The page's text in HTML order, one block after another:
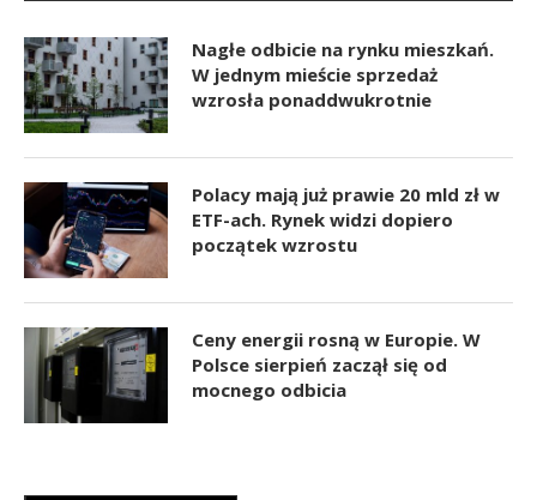
Nagłe odbicie na rynku mieszkań.
W jednym mieście sprzedaż
wzrosła ponaddwukrotnie
Polacy mają już prawie 20 mld zł w
ETF-ach. Rynek widzi dopiero
początek wzrostu
Ceny energii rosną w Europie. W
Polsce sierpień zaczął się od
mocnego odbicia